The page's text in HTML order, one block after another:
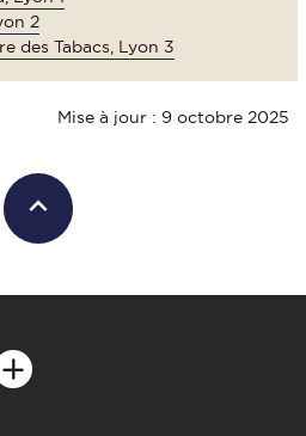
2
des Tabacs, Lyon 3
Mise à jour : 9 octobre 2025